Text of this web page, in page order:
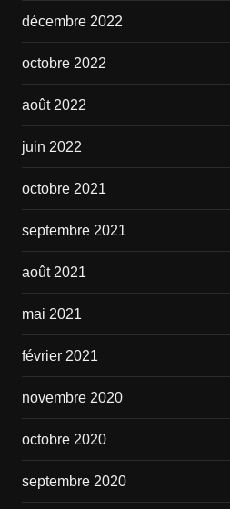
décembre 2022
octobre 2022
août 2022
juin 2022
octobre 2021
septembre 2021
août 2021
mai 2021
février 2021
novembre 2020
octobre 2020
septembre 2020